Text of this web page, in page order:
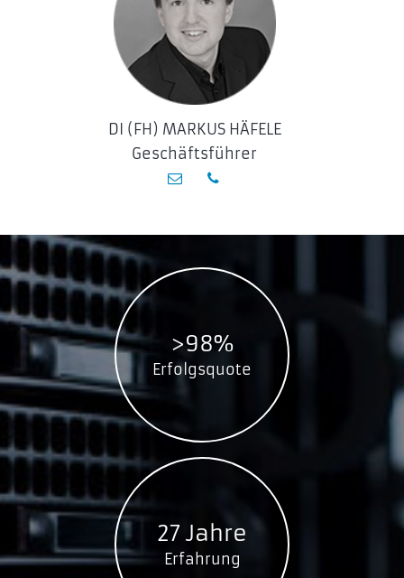
DI (FH) MARKUS HÄFELE
Geschäftsführer
>98%
Erfolgsquote
27 Jahre
Erfahrung